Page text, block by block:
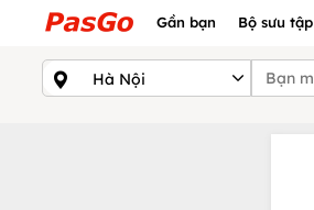
Gần bạn Bộ sưu tập